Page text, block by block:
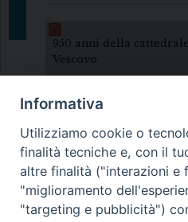
950 anni della
Vescovo
Diocesi di Melfi
Informativa
Utilizziamo cookie o
finalità tecniche e, con il
altre finalità ("interazioni e
"miglioramento
"targeting e pubblicità")